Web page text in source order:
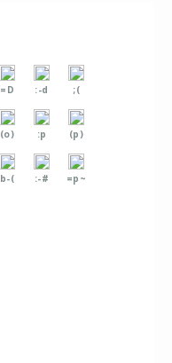
=D :-d ;(
(o) :p (p)
b-( :-# =p~